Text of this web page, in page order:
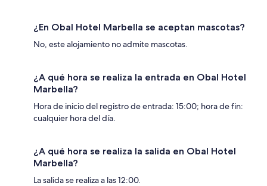
¿En Obal Hotel Marbella se aceptan mascotas?
No, este alojamiento no admite mascotas.
¿A qué hora se realiza la entrada en Obal Hotel
Marbella?
Hora de inicio del registro de entrada: 15:00; hora de fin:
cualquier hora del día.
¿A qué hora se realiza la salida en Obal Hotel
Marbella?
La salida se realiza a las 12:00.